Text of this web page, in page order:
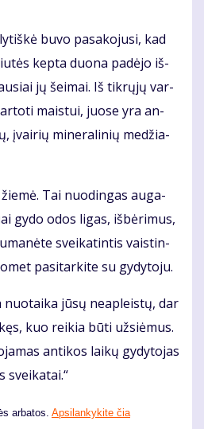
bu­vo pa­sa­ko­ju­si, kad
kep­ta duo­na pa­dė­jo iš­
jų šei­mai. Iš tik­rų­jų var­
mais­tui, juo­se yra an­
įvai­rių mi­ne­ra­li­nių me­džia­
Tai nuo­din­gas au­ga­
gy­do odos li­gas, iš­bė­ri­mus,
svei­ka­tin­tis vais­tin­
pa­si­tar­ki­te su gy­dy­to­ju.
nuo­tai­ka jū­sų ne­ap­leis­tų, dar
kuo rei­kia bū­ti už­si­ė­mus.
an­ti­kos lai­kų gy­dy­to­jas
svei­ka­tai.“
arbatos. Apsilankykite čia